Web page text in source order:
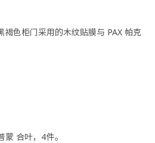
褐色柜门采用的木纹贴膜与 PAX 帕克
合叶，4件。